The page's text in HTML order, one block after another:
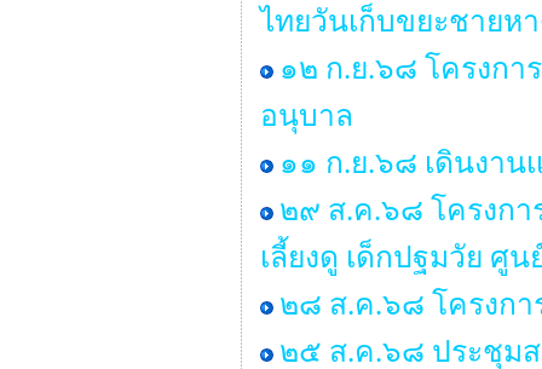
ไทยวันเก็บขยะชายห
๑๒ ก.ย.๖๘ โครงกา
อนุบาล
๑๑ ก.ย.๖๘ เดินงาน
๒๙ ส.ค.๖๘ โครงการ
เลี้ยงดู เด็กปฐมวัย ศู
๒๘ ส.ค.๖๘ โครงก
๒๕ ส.ค.๖๘ ประชุม